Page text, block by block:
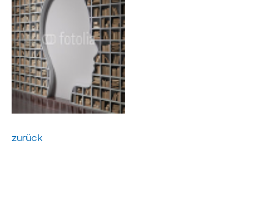
zurück